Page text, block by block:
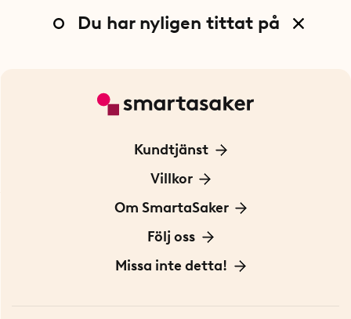
Du har nyligen tittat på
Kundtjänst
Kontakta oss
För Företag
Villkor
Frakt och leverans
Personuppgiftspolicy
Om SmartaSaker
Om oss
Vår historia
Följ oss
Blogg: Smarta tips
Missa inte detta!